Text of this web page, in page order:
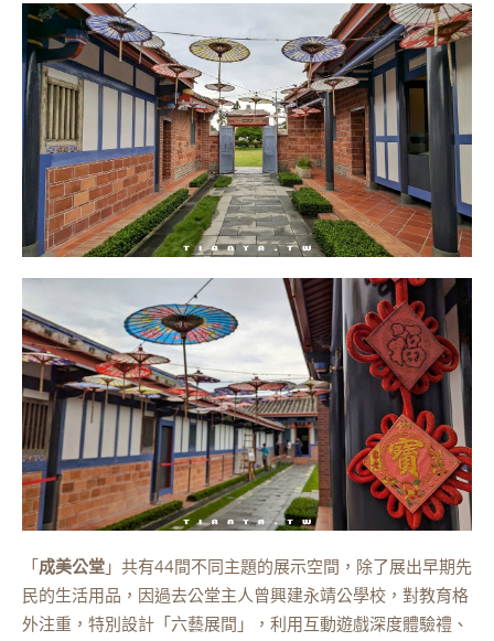
「成美公堂 」共有44間不同主題的展示空間，除了展出早期先
民的生活用品，因過去公堂主人曾興建永靖公學校，對教育格
外注重，特別設計「六藝展間」，利用互動遊戲深度體驗禮、